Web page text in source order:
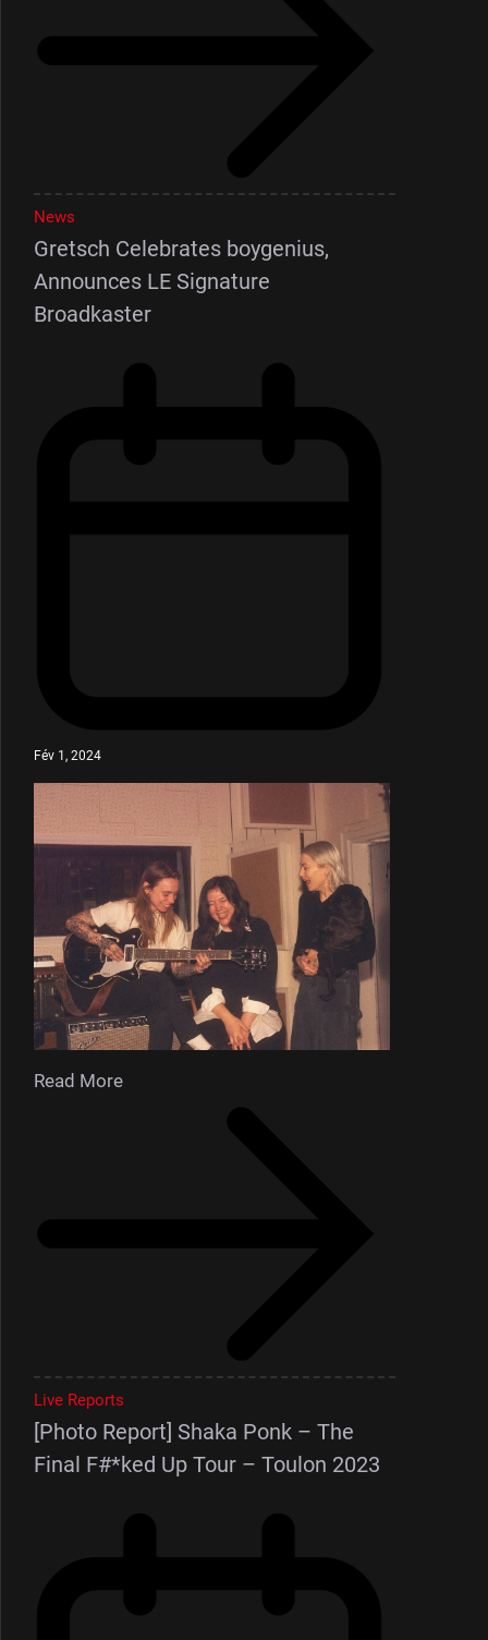
News
Gretsch Celebrates boygenius,
Announces LE Signature
Broadkaster
Fév 1, 2024
Read More
Live Reports
[Photo Report] Shaka Ponk – The
Final F#*ked Up Tour – Toulon 2023